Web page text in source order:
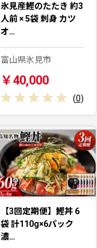
氷見産鰹のたたき 約3
人前 × 5袋 刺身 カツ
オ…
富山県氷見市
￥40,000
(0)
【3回定期便】鰹丼 6
袋 計110g×6パック
濃…